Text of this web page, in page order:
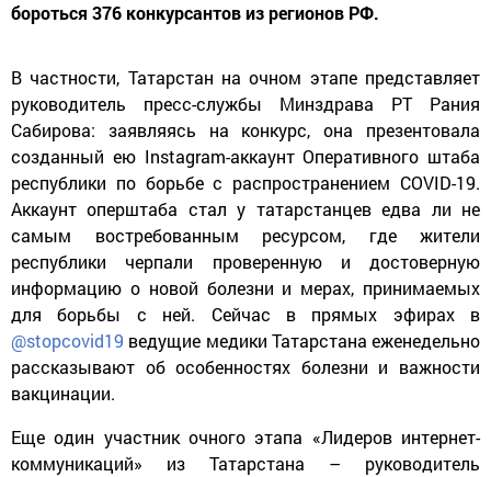
бороться 376 конкурсантов из регионов РФ.
В частности, Татарстан на очном этапе представляет
руководитель пресс-службы Минздрава РТ Рания
Сабирова: заявляясь на конкурс, она презентовала
созданный ею Instagram-аккаунт Оперативного штаба
республики по борьбе с распространением COVID-19.
Аккаунт оперштаба стал у татарстанцев едва ли не
самым востребованным ресурсом, где жители
республики черпали проверенную и достоверную
информацию о новой болезни и мерах, принимаемых
для борьбы с ней. Сейчас в прямых эфирах в
@stopcovid19 ведущие медики Татарстана еженедельно
рассказывают об особенностях болезни и важности
вакцинации.
Еще один участник очного этапа «Лидеров интернет-
коммуникаций» из Татарстана – руководитель